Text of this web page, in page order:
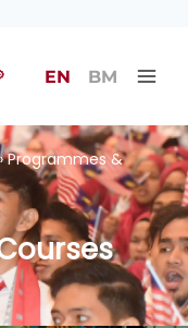
EN BM
Programmes &